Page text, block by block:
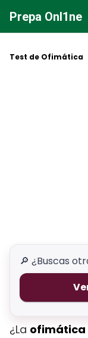
contenido
Prepa Onl1ne
Test de Ofimática
🔎 ¿Buscas
¿La ofimática